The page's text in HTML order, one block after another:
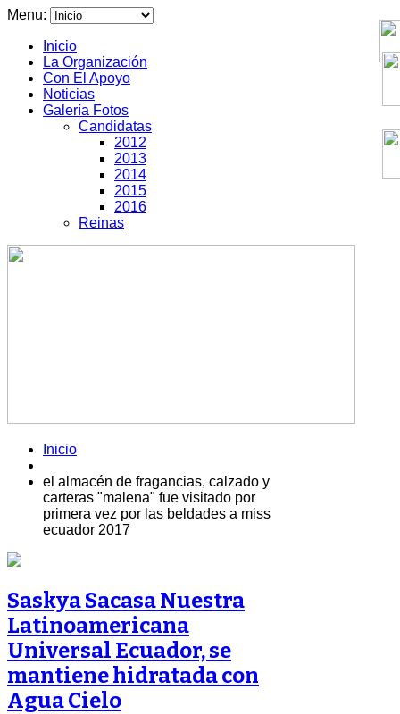
Menu:
Inicio
La Organización
Con El Apoyo
Noticias
Galería Fotos
Candidatas
2012
2013
2014
2015
2016
Reinas
Inicio
el almacén de fragancias, calzado y
carteras "malena" fue visitado por
primera vez por las beldades a miss
ecuador 2017
Saskya Sacasa Nuestra
Latinoamericana
Universal Ecuador, se
mantiene hidratada con
Agua Cielo